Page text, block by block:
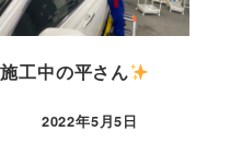
施工中の平さん
2022年5月5日